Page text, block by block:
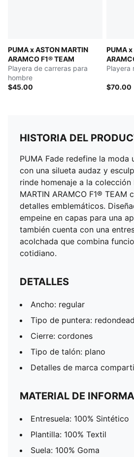
PUMA x ASTON MARTIN
ARAMCO F1® TEAM
Playera de carreras para
hombre
$45.00
PUMA x
Playera
$70.00
HISTORIA DEL
PUMA Fade redefine la moda
con una silueta audaz y
rinde homenaje a la colección
MARTIN ARAMCO F1® TEAM
detalles emblemáticos.
empeine en capas para una
también cuenta con una
acolchada que combina
cotidiano.
DETALLES
Ancho: regular
Tipo de puntera:
Cierre: cordones
Tipo de talón: plano
Detalles de marca
MATERIAL DE
Entresuela: 100% Sintético
Plantilla: 100% Textil
Suela: 100% Goma